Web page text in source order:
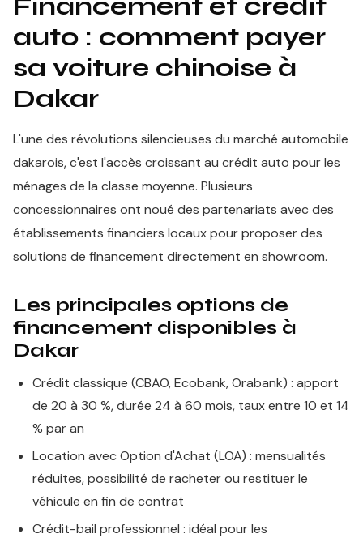
auto : comment payer
sa voiture chinoise à
Dakar
L'une des révolutions silencieuses du marché automobile
dakarois, c'est l'accès croissant au crédit auto pour les
ménages de la classe moyenne. Plusieurs
concessionnaires ont noué des partenariats avec des
établissements financiers locaux pour proposer des
solutions de financement directement en showroom.
Les principales options de
financement disponibles à
Dakar
Crédit classique (CBAO, Ecobank, Orabank) : apport
de 20 à 30 %, durée 24 à 60 mois, taux entre 10 et 14
% par an
Location avec Option d'Achat (LOA) : mensualités
réduites, possibilité de racheter ou restituer le
véhicule en fin de contrat
Crédit-bail professionnel : idéal pour les